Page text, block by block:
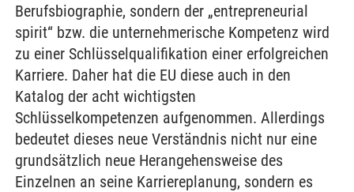
Berufsbiographie, sondern der „entrepreneurial
spirit“ bzw. die unternehmerische Kompetenz wird
zu einer Schlüsselqualifikation einer erfolgreichen
Karriere. Daher hat die EU diese auch in den
Katalog der acht wichtigsten
Schlüsselkompetenzen aufgenommen. Allerdings
bedeutet dieses neue Verständnis nicht nur eine
grundsätzlich neue Herangehensweise des
Einzelnen an seine Karriereplanung, sondern es